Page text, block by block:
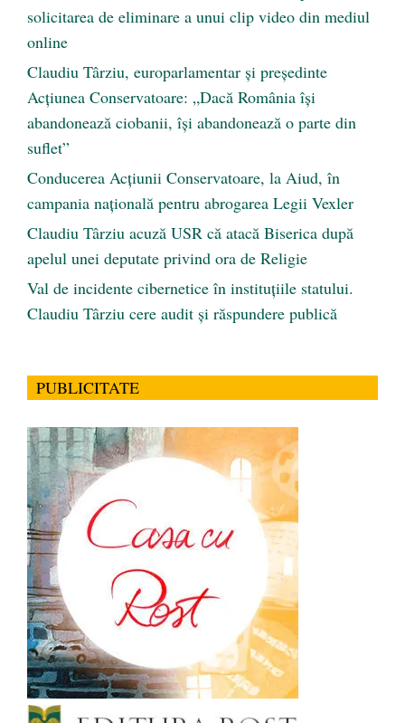
solicitarea de eliminare a unui clip video din mediul
online
Claudiu Târziu, europarlamentar și președinte
Acțiunea Conservatoare: „Dacă România își
abandonează ciobanii, își abandonează o parte din
suflet”
Conducerea Acțiunii Conservatoare, la Aiud, în
campania națională pentru abrogarea Legii Vexler
Claudiu Târziu acuză USR că atacă Biserica după
apelul unei deputate privind ora de Religie
Val de incidente cibernetice în instituțiile statului.
Claudiu Târziu cere audit și răspundere publică
PUBLICITATE